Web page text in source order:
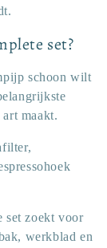
set?
schoon wilt
maakt.
set zoekt voor
werkblad en